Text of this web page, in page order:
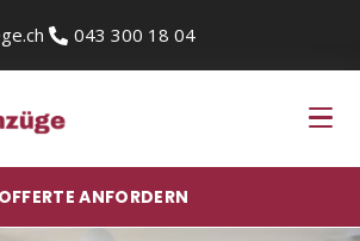
043 300 18 04
OFFERTE ANFORDERN